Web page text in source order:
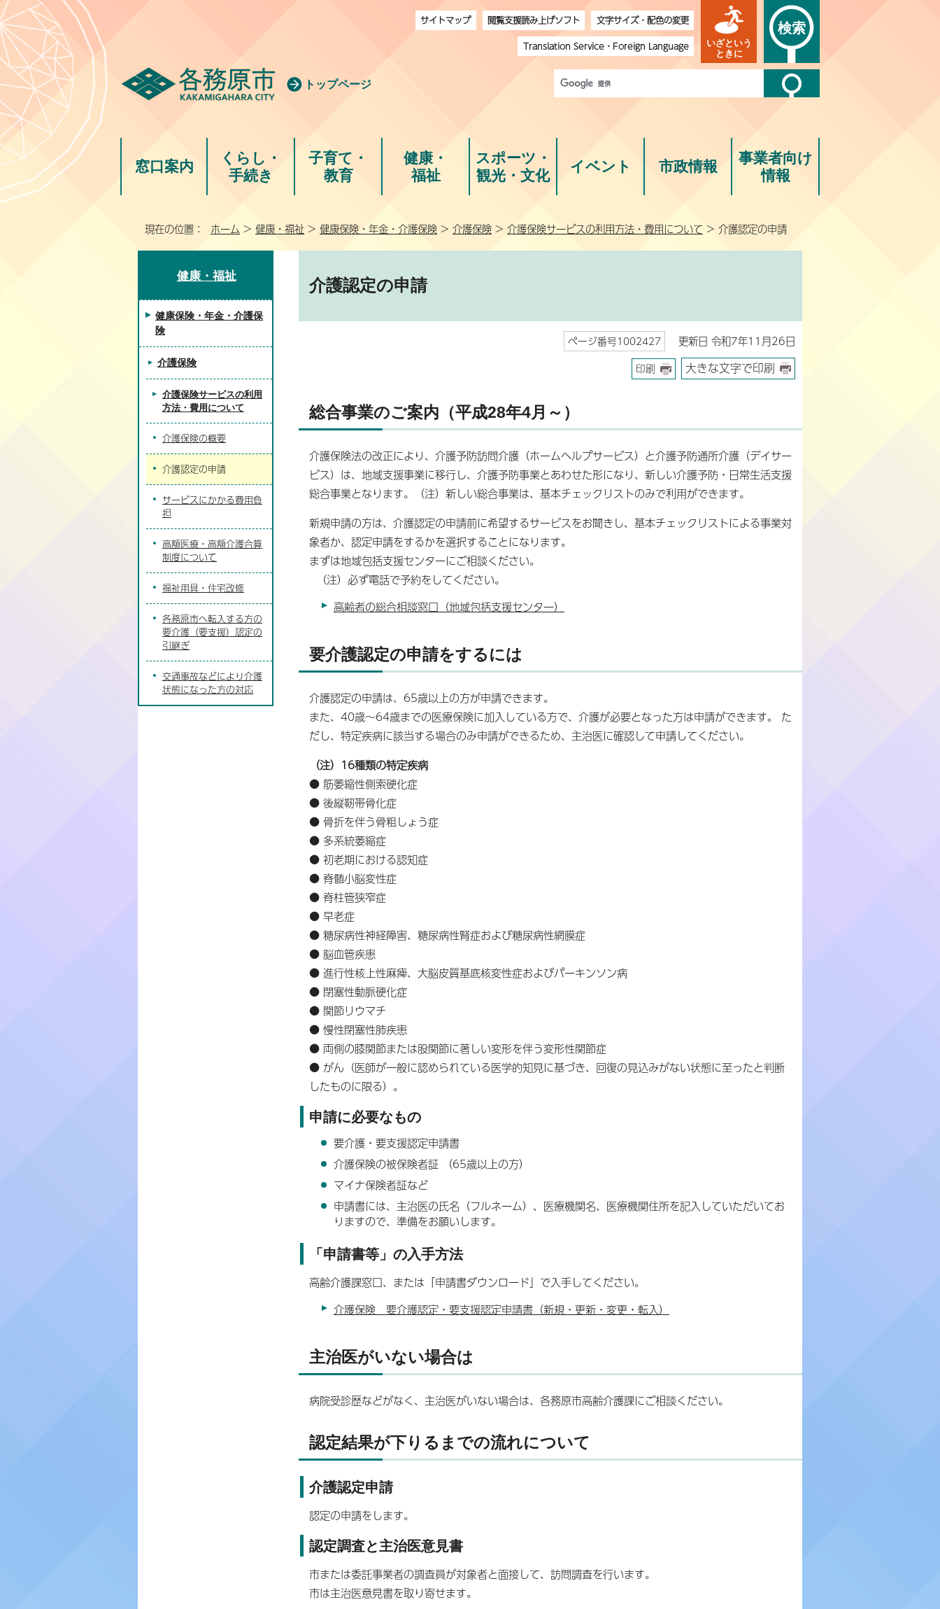
トップページ
サイトマップ 閲覧支援読み上げソフト
文字サイズ・配色の変更
Translation Service・ Foreign Language
いざという
ときに
検索
窓口案内
くらし・
手続き
子育て・
教育
健康・
福祉
スポーツ・
観光・文化
イベント 市政情報
事業者向け
情報
現在の位置： ホーム > 健康・福祉 > 健康保険・年金・介護保険 > 介護保険 > 介護保険サービスの利用方法・費用について > 介護認定の申請
介護認定の申請
ページ番号1002427 更新日 令和7年11月26日
印刷 大きな文字で印刷
総合事業のご案内（平成28年4月～）
介護保険法の改正により、介護予防訪問介護（ホームヘルプサービス）と介護予防通所介護（デイサー
ビス）は、地域支援事業に移行し、介護予防事業とあわせた形になり、新しい介護予防・日常生活支援
総合事業となります。（注）新しい総合事業は、基本チェックリストのみで利用ができます。
新規申請の方は、介護認定の申請前に希望するサービスをお聞きし、基本チェックリストによる事業対
象者か、認定申請をするかを選択することになります。
まずは地域包括支援センターにご相談ください。
（注）必ず電話で予約をしてください。
高齢者の総合相談窓口（地域包括支援センター）
要介護認定の申請をするには
介護認定の申請は、65歳以上の方が申請できます。
また、40歳～64歳までの医療保険に加入している方で、介護が必要となった方は申請ができます。 た
だし、特定疾病に該当する場合のみ申請ができるため、主治医に確認して申請してください。
（注）16種類の特定疾病
● 筋萎縮性側索硬化症
● 後縦靭帯骨化症
● 骨折を伴う骨粗しょう症
● 多系統萎縮症
● 初老期における認知症
● 脊髄小脳変性症
● 脊柱管狭窄症
● 早老症
● 糖尿病性神経障害、糖尿病性腎症および糖尿病性網膜症
● 脳血管疾患
● 進行性核上性麻痺、大脳皮質基底核変性症およびパーキンソン病
● 閉塞性動脈硬化症
● 関節リウマチ
● 慢性閉塞性肺疾患
● 両側の膝関節または股関節に著しい変形を伴う変形性関節症
● がん（医師が一般に認められている医学的知見に基づき、回復の見込みがない状態に至ったと判断
したものに限る）。
申請に必要なもの
要介護・要支援認定申請書
介護保険の被保険者証 （65歳以上の方）
マイナ保険者証など
申請書には、主治医の氏名（フルネーム）、医療機関名、医療機関住所を記入していただいてお
りますので、準備をお願いします。
「申請書等」の入手方法
高齢介護課窓口、または「申請書ダウンロード」で入手してください。
介護保険 要介護認定・要支援認定申請書（新規・更新・変更・転入）
主治医がいない場合は
病院受診歴などがなく、主治医がいない場合は、各務原市高齢介護課にご相談ください。
認定結果が下りるまでの流れについて
介護認定申請
認定の申請をします。
認定調査と主治医意見書
市または委託事業者の調査員が対象者と面接して、訪問調査を行います。
市は主治医意見書を取り寄せます。
健康・福祉
健康保険・年金・介護保
険
介護保険
介護保険サービスの利用
方法・費用について
介護保険の概要
介護認定の申請
サービスにかかる費用負
担
高額医療・高額介護合算
制度について
福祉用具・住宅改修
各務原市へ転入する方の
要介護（要支援）認定の
引継ぎ
交通事故などにより介護
状態になった方の対応